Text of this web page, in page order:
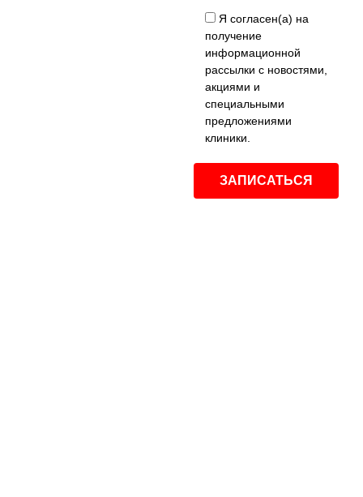
Я согласен(а) на
получение
информационной
рассылки с новостями,
акциями и
специальными
предложениями
клиники.